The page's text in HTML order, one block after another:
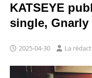
KATSEYE
single, Gnarly
2025-04-30 La